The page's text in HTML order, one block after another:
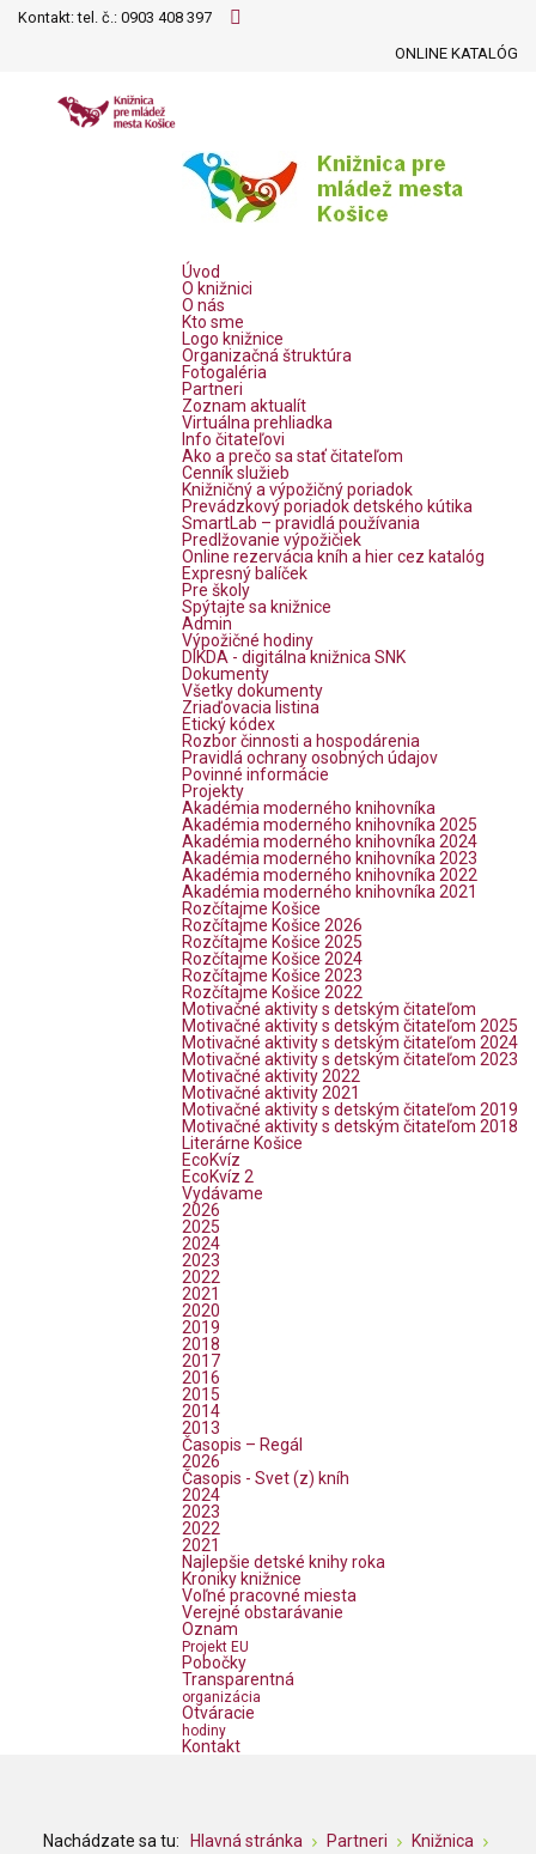
Kontakt: tel. č.: 0903 408 397
ONLINE KATALÓG
Úvod
O knižnici
O nás
Kto sme
Logo knižnice
Organizačná štruktúra
Fotogaléria
Partneri
Zoznam aktualít
Virtuálna prehliadka
Info čitateľovi
Ako a prečo sa stať čitateľom
Cenník služieb
Knižničný a výpožičný poriadok
Prevádzkový poriadok detského kútika
SmartLab – pravidlá používania
Predlžovanie výpožičiek
Online rezervácia kníh a hier cez katalóg
Expresný balíček
Pre školy
Spýtajte sa knižnice
Admin
Výpožičné hodiny
DIKDA - digitálna knižnica SNK
Dokumenty
Všetky dokumenty
Zriaďovacia listina
Etický kódex
Rozbor činnosti a hospodárenia
Pravidlá ochrany osobných údajov
Povinné informácie
Projekty
Akadémia moderného knihovníka
Akadémia moderného knihovníka 2025
Akadémia moderného knihovníka 2024
Akadémia moderného knihovníka 2023
Akadémia moderného knihovníka 2022
Akadémia moderného knihovníka 2021
Rozčítajme Košice
Rozčítajme Košice 2026
Rozčítajme Košice 2025
Rozčítajme Košice 2024
Rozčítajme Košice 2023
Rozčítajme Košice 2022
Motivačné aktivity s detským čitateľom
Motivačné aktivity s detským čitateľom 2025
Motivačné aktivity s detským čitateľom 2024
Motivačné aktivity s detským čitateľom 2023
Motivačné aktivity 2022
Motivačné aktivity 2021
Motivačné aktivity s detským čitateľom 2019
Motivačné aktivity s detským čitateľom 2018
Literárne Košice
EcoKvíz
EcoKvíz 2
Vydávame
2026
2025
2024
2023
2022
2021
2020
2019
2018
2017
2016
2015
2014
2013
Časopis – Regál
2026
Časopis - Svet (z) kníh
2024
2023
2022
2021
Najlepšie detské knihy roka
Kroniky knižnice
Voľné pracovné miesta
Verejné obstarávanie
Oznam
Projekt EU
Pobočky
Transparentná
organizácia
Otváracie
hodiny
Kontakt
Nachádzate sa tu: Hlavná stránka Partneri
Knižnica